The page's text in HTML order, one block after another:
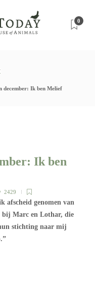
0
december: Ik ben Melief
Ik ben
2429
afscheid genomen van
bij Marc en Lothar, die
stichting naar mij